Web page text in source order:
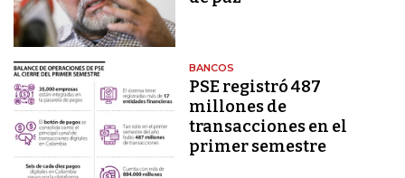
BANCOS
PSE registró 487
millones de
transacciones en el
primer semestre